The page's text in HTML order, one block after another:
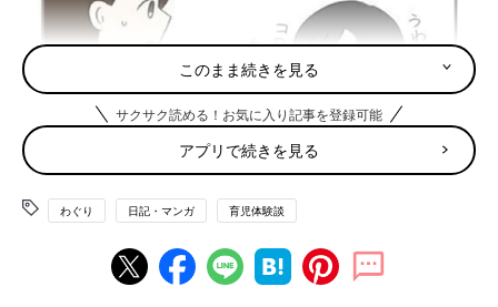
思い通りにならないと、泣いてしまう子ども。
例えば、夕飯にコ
このまま続きを見る
サクサク読める！お気に入り記事を登録可能
アプリで続きを見る
わぐり 日記・マンガ 育児体験談